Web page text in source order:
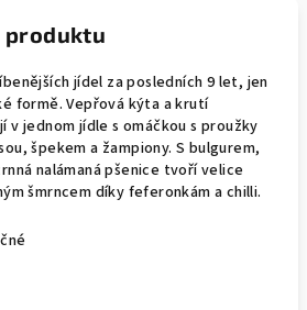
produktu
jídel za posledních 9 let, jen
formě. Vepřová kýta a krutí
v jednom jídle s omáčkou s proužky
špekem a žampiony. S bulgurem,
nalámaná pšenice tvoří velice
šmrncem díky feferonkám a chilli.